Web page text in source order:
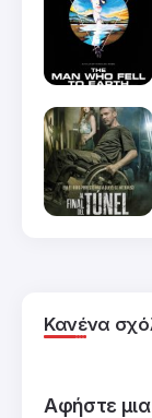
Κανένα
Αφήστε